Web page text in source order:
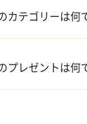
カテゴリーは何
プレゼントは何